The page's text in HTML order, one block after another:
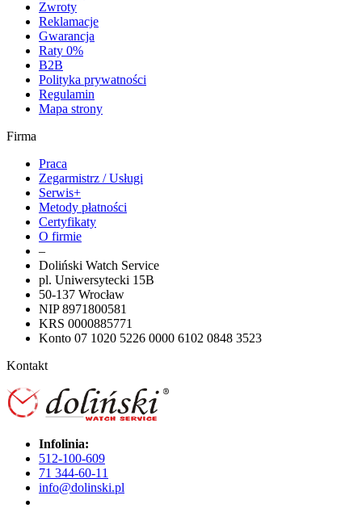
Zwroty
Reklamacje
Gwarancja
Raty 0%
B2B
Polityka prywatności
Regulamin
Mapa strony
Firma
Praca
Zegarmistrz / Usługi
Serwis+
Metody płatności
Certyfikaty
O firmie
–
Doliński Watch Service
pl. Uniwersytecki 15B
50-137 Wrocław
NIP 8971800581
KRS 0000885771
Konto 07 1020 5226 0000 6102 0848 3523
Kontakt
Infolinia:
512-100-609
71 344-60-11
info@dolinski.pl